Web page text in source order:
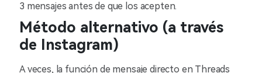
3 mensajes antes de que los acepten.
Método alternativo (a través
de Instagram)
A veces, la función de mensaje directo en Threads